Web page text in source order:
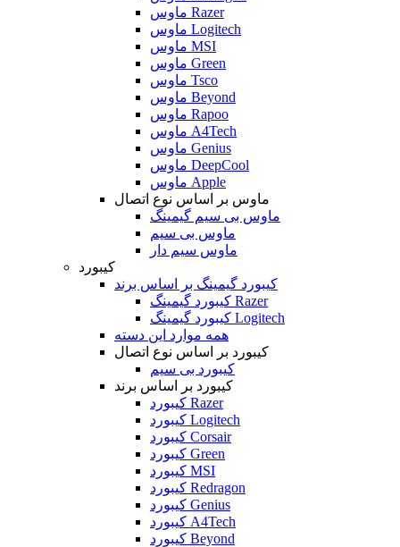
ماوس Razer
ماوس Logitech
ماوس MSI
ماوس Green
ماوس Tsco
ماوس Beyond
ماوس Rapoo
ماوس A4Tech
ماوس Genius
ماوس DeepCool
ماوس Apple
ماوس بر اساس نوع اتصال
ماوس بی سیم گیمینگ
ماوس بی سیم
ماوس سیم دار
کیبورد
کیبورد گیمینگ بر اساس برند
کیبورد گیمینگ Razer
کیبورد گیمینگ Logitech
همه موارد این دسته
کیبورد بر اساس نوع اتصال
کیبورد بی سیم
کیبورد بر اساس برند
کیبورد Razer
کیبورد Logitech
کیبورد Corsair
کیبورد Green
کیبورد MSI
کیبورد Redragon
کیبورد Genius
کیبورد A4Tech
کیبورد Beyond